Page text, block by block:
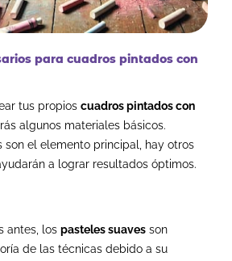
para cuadros pintados con
tus propios cuadros pintados con
algunos materiales básicos.
son el elemento principal, hay otros
a lograr resultados óptimos.
antes, los pasteles suaves son
de las técnicas debido a su